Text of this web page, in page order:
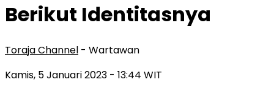
Berikut Identitasnya
Toraja Channel - Wartawan
Kamis, 5 Januari 2023 - 13:44 WIT